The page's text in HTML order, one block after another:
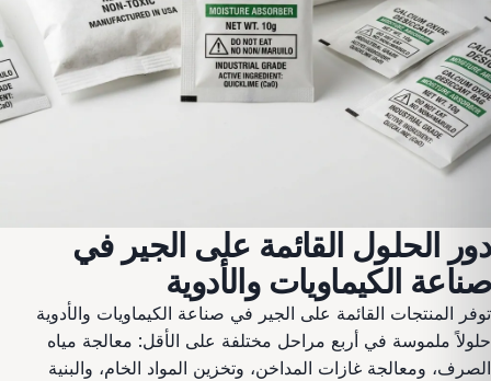
دور الحلول القائمة على الجير في
صناعة الكيماويات والأدوية
توفر المنتجات القائمة على الجير في صناعة الكيماويات والأدوية
حلولاً ملموسة في أربع مراحل مختلفة على الأقل: معالجة مياه
الصرف، ومعالجة غازات المداخن، وتخزين المواد الخام، والبنية